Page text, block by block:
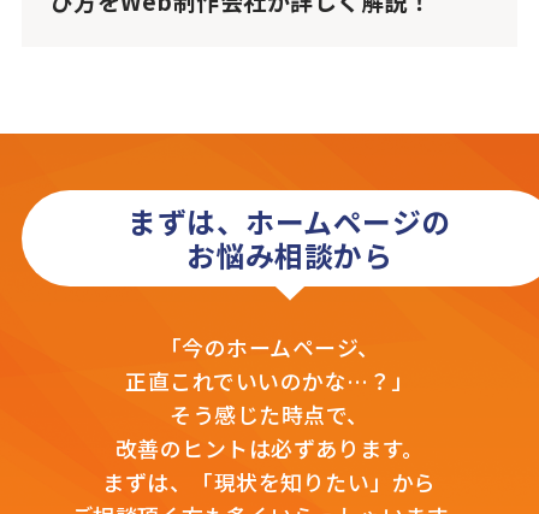
まずは、ホームページの
お悩み相談から
「今のホームページ、
正直これでいいのかな…？」
そう感じた時点で、
改善のヒントは必ずあります。
まずは、「現状を知りたい」から